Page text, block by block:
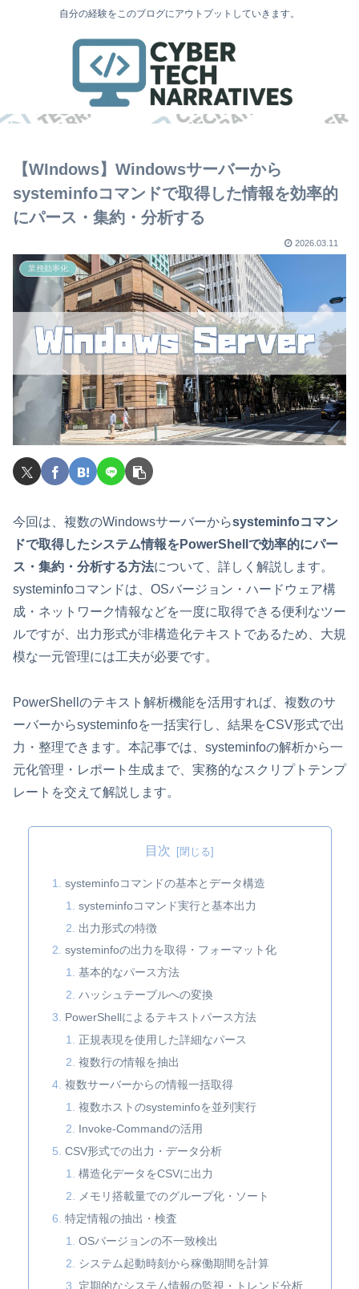
自分の経験をこのブログにアウトプットしていきます。
【WIndows】Windowsサーバーから
systeminfoコマンドで取得した情報を効率的
にパース・集約・分析する
2026.03.11
業務効率化
今回は、複数のWindowsサーバーからsysteminfoコマン
ドで取得したシステム情報をPowerShellで効率的にパー
ス・集約・分析する方法について、詳しく解説します。
systeminfoコマンドは、OSバージョン・ハードウェア構
成・ネットワーク情報などを一度に取得できる便利なツー
ルですが、出力形式が非構造化テキストであるため、大規
模な一元管理には工夫が必要です。
PowerShellのテキスト解析機能を活用すれば、複数のサ
ーバーからsysteminfoを一括実行し、結果をCSV形式で出
力・整理できます。本記事では、systeminfoの解析から一
元化管理・レポート生成まで、実務的なスクリプトテンプ
レートを交えて解説します。
目次
systeminfoコマンドの基本とデータ構造
systeminfoコマンド実行と基本出力
出力形式の特徴
systeminfoの出力を取得・フォーマット化
基本的なパース方法
ハッシュテーブルへの変換
PowerShellによるテキストパース方法
正規表現を使用した詳細なパース
複数行の情報を抽出
複数サーバーからの情報一括取得
複数ホストのsysteminfoを並列実行
Invoke-Commandの活用
CSV形式での出力・データ分析
構造化データをCSVに出力
メモリ搭載量でのグループ化・ソート
特定情報の抽出・検査
OSバージョンの不一致検出
システム起動時刻から稼働期間を計算
定期的なシステム情報の監視・トレンド分析